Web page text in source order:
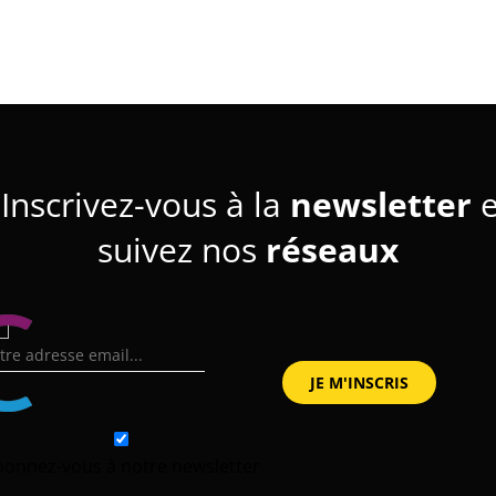
Inscrivez-vous à la newsletter
suivez nos réseaux